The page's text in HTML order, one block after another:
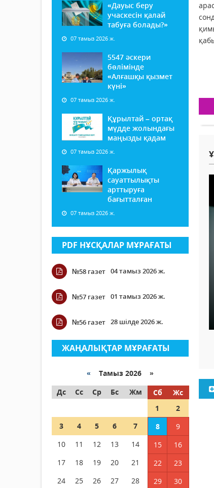
«Дауыс беру
учаскесін қалай
табуға болады?»
07 тамыз 2026 ж.
5547 әскери
бөлімінде
«Алғашқы қызмет
күні»
07 тамыз 2026 ж.
Құрылтай – ортақ
мүдде жолындағы
маңызды қадам
07 тамыз 2026 ж.
Қаржылық
сауаттылықты
арттыруға
бағытталған
07 тамыз 2026 ж.
PDF НҰСҚАЛАР МҰРАҒАТЫ
№58 газет 04 тамыз 2026 ж.
№57 газет 01 тамыз 2026 ж.
№56 газет 28 шілде 2026 ж.
ЖАҢАЛЫҚТАР МҰРАҒАТЫ
« Тамыз 2026 »
Дс
Сс Ср Бс Жм Сб
Жс
1
2
3
4 5 6 7 8
9
10
11 12 13 14 15
16
17
18 19 20 21 22
23
24
25 26 27 28 29 30